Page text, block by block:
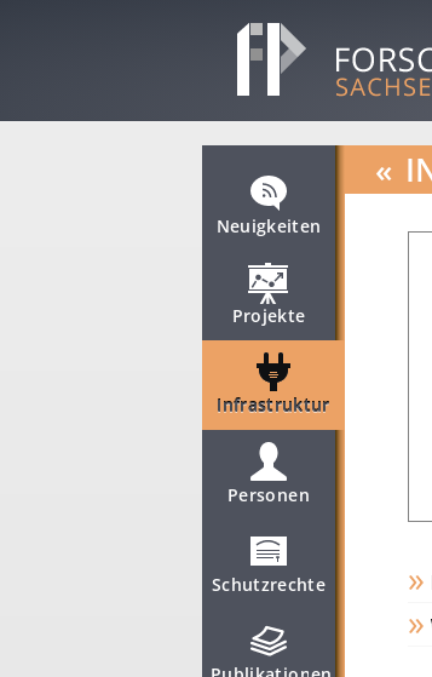
Neuigkeiten
Projekte
Infrastruktur
Personen
Schutzrechte
«